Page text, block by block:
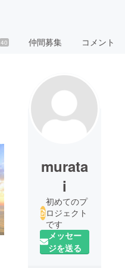
40 仲間募集 コメント
murata
i
初めてのプ
ロジェクト
です
メッセー
ジを送る